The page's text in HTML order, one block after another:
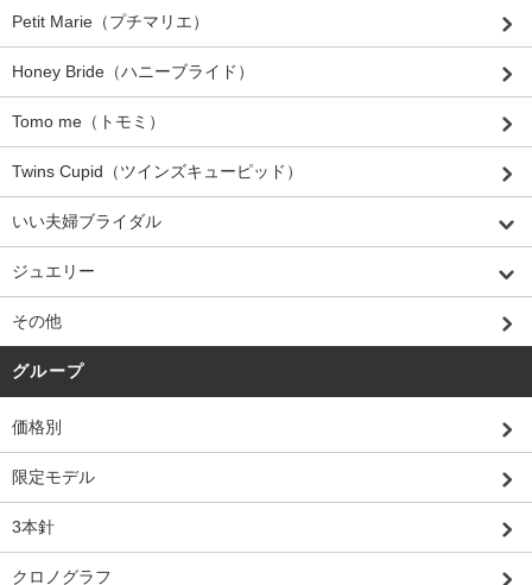
Petit Marie（プチマリエ）
Honey Bride（ハニーブライド）
Tomo me（トモミ）
Twins Cupid（ツインズキューピッド）
いい夫婦ブライダル
ジュエリー
その他
グループ
価格別
限定モデル
3本針
クロノグラフ